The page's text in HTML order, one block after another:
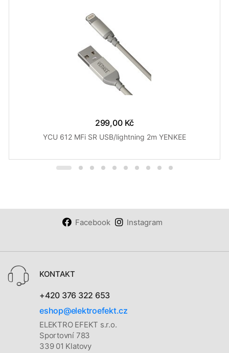
299,00 Kč
YCU 612 MFi SR USB/lightning 2m YENKEE
Facebook Instagram
KONTAKT
+420 376 322 653
eshop@elektroefekt.cz
ELEKTRO EFEKT s.r.o.
Sportovní 783
339 01 Klatovy